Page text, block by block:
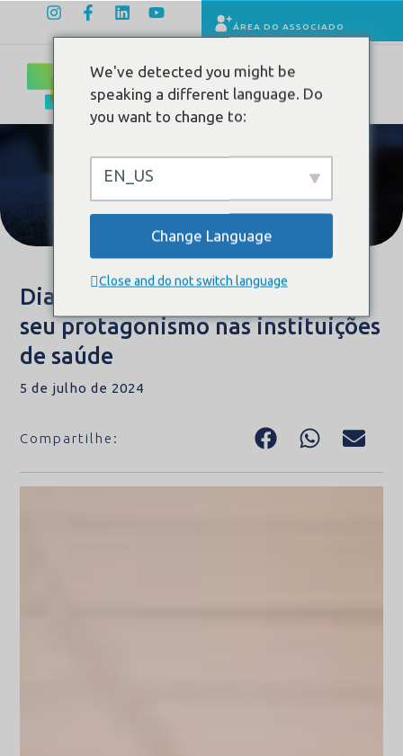
ÁREA DO ASSOCIADO
Conteúdo
Dia do Hospital: Saúde digital e
seu protagonismo nas instituições
de saúde
5 de julho de 2024
Compartilhe:
We've detected you might be
speaking a different language. Do
you want to change to:
EN_US
Change Language
Close and do not switch language